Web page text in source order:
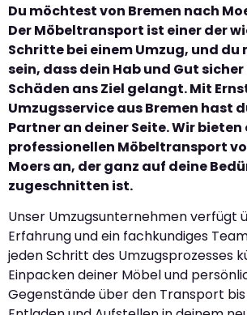
Du möchtest von Bremen nach
Der Möbeltransport ist einer der
Schritte bei einem Umzug, und
sein, dass dein Hab und Gut
Schäden ans Ziel gelangt. Mit
Umzugsservice aus Bremen hast
Partner an deiner Seite. Wir bieten
professionellen Möbeltransport
Moers an, der ganz auf deine
zugeschnitten ist.
Unser Umzugsunternehmen verfügt
Erfahrung und ein fachkundiges
jeden Schritt des Umzugsprozesses
Einpacken deiner Möbel und
Gegenstände über den Transport